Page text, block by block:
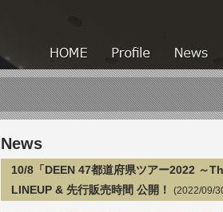
HOME Profile
News
10/8「DEEN 47都道府県ツアー2022 ～
LINEUP & 先行販売時間 公開！ (2022/09/